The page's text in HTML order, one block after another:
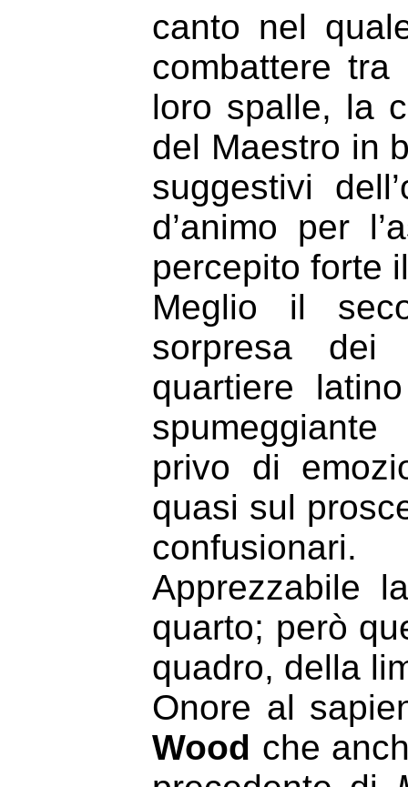
canto nel
combattere tra
loro spalle, la
del Maestro in
suggestivi
d’animo per
percepito forte
Meglio il
sorpresa dei
quartiere
privo di
quasi sul
confusionari.
Apprezzabile
quarto; però
quadro, della
Onore al
Wood che